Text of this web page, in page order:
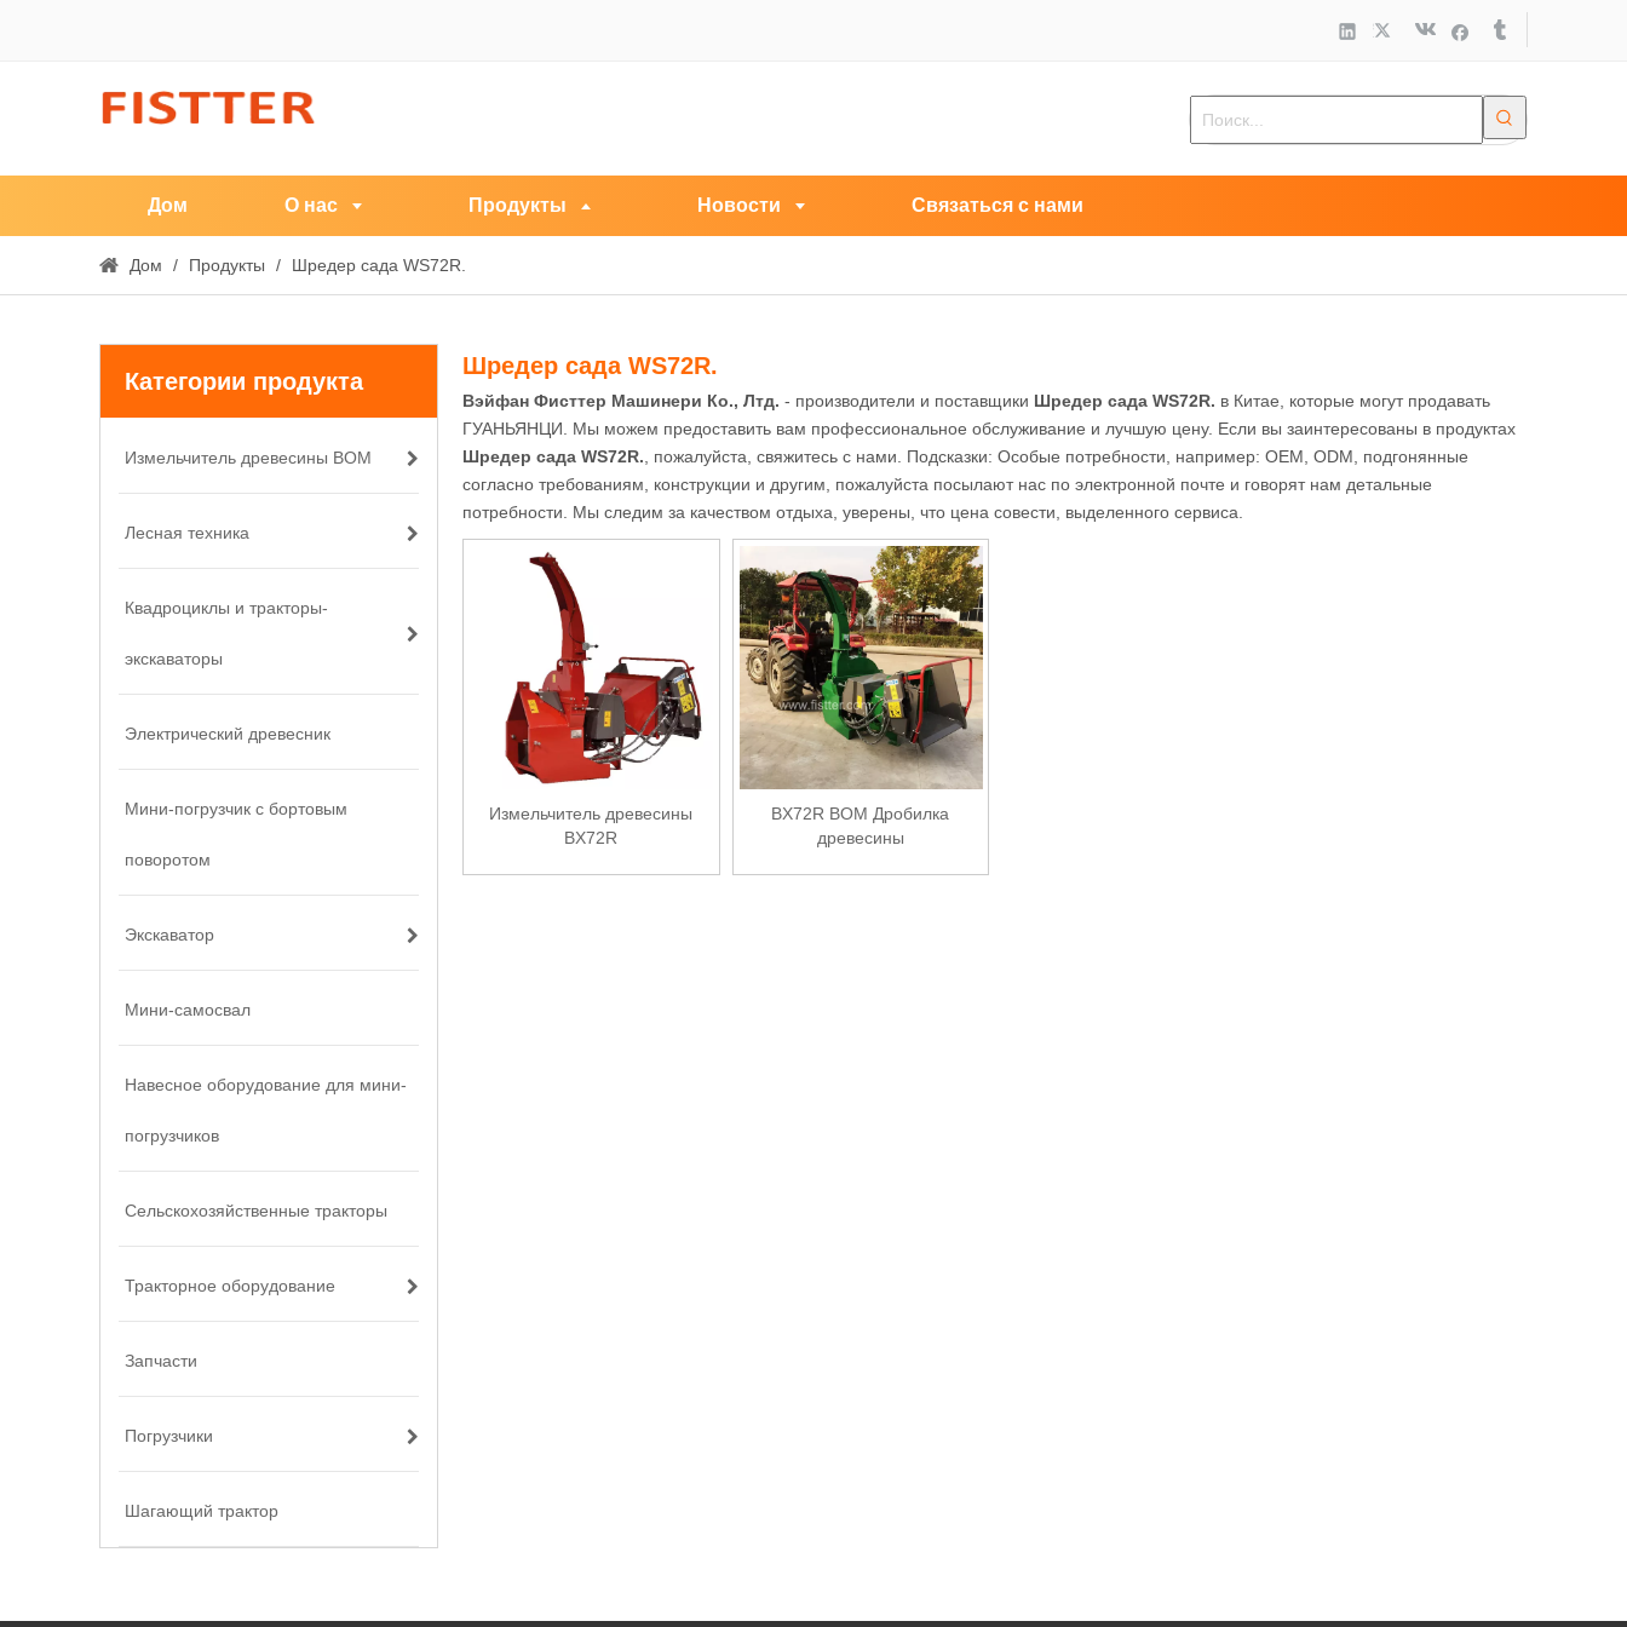
Дом О нас Продукты Новости Связаться с нами
Дом / Продукты / Шредер сада WS72R.
Категории продукта
Измельчитель древесины ВОМ
Лесная техника
Квадроциклы и тракторы-
экскаваторы
Электрический древесник
Мини-погрузчик с бортовым
поворотом
Экскаватор
Мини-самосвал
Навесное оборудование для мини-
погрузчиков
Сельскохозяйственные тракторы
Тракторное оборудование
Запчасти
Погрузчики
Шагающий трактор
Шредер сада WS72R.
Вэйфан Фисттер Машинери Ко., Лтд. - производители и поставщики Шредер сада WS72R. в Китае, которые могут продавать
ГУАНЬЯНЦИ. Мы можем предоставить вам профессиональное обслуживание и лучшую цену. Если вы заинтересованы в продуктах
Шредер сада WS72R. , пожалуйста, свяжитесь с нами. Подсказки: Особые потребности, например: OEM, ODM, подгонянные
согласно требованиям, конструкции и другим, пожалуйста посылают нас по электронной почте и говорят нам детальные
потребности. Мы следим за качеством отдыха, уверены, что цена совести, выделенного сервиса.
Измельчитель древесины
BX72R
BX72R ВОМ Дробилка
древесины